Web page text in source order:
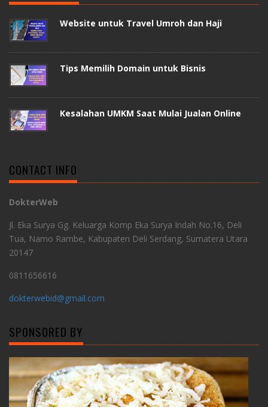
Website untuk Travel Umroh dan Haji
Tips Memilih Domain untuk Bisnis
Kesalahan UMKM Saat Mulai Jualan Online
CONTACT INFO
DokterWeb
Jl. Eka Surya Gg. Keluarga Komp Eka Surya Indah No.16, Deli
Tua, Namo Rambe, Kabupaten Deli Serdang, Sumatera Utara
20147
0811656616
dokterwebid@gmail.com
SPONSORED BY